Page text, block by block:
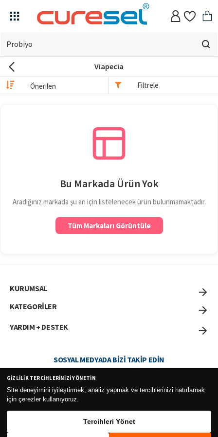
Evin
için
arıyorsun?
Viapecia
Filtrele
Bu Markada Ürün Yok
Aradığınız markada şu an için listelenecek ürün bulunmamaktadır.
Tüm Markaları Görüntüle
KURUMSAL
KATEGORİLER
YARDIM + DESTEK
SOSYAL MEDYADA BIZI TAKIP EDIN
GIZLILIK TERCIHLERINIZI YÖNETIN
Site deneyimini iyileştirmek, analiz yapmak ve tercihlerinizi hatırlamak
için çerezler kullanıyoruz.
Tercihleri Yönet